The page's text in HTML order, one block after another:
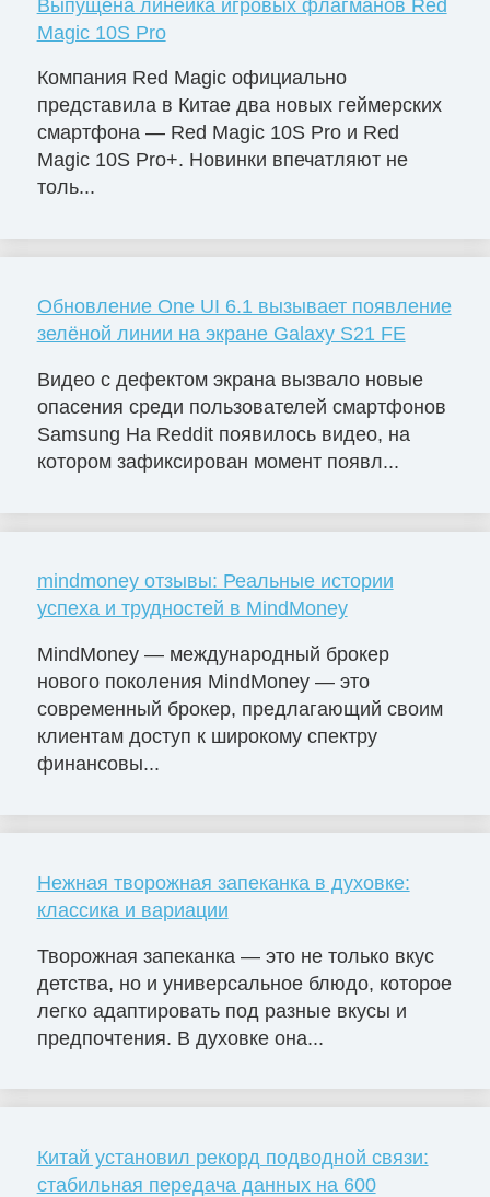
Выпущена линейка игровых флагманов Red
Magic 10S Pro
Компания Red Magic официально
представила в Китае два новых геймерских
смартфона — Red Magic 10S Pro и Red
Magic 10S Pro+. Новинки впечатляют не
толь...
Обновление One UI 6.1 вызывает появление
зелёной линии на экране Galaxy S21 FE
Видео с дефектом экрана вызвало новые
опасения среди пользователей смартфонов
Samsung На Reddit появилось видео, на
котором зафиксирован момент появл...
mindmoney отзывы: Реальные истории
успеха и трудностей в MindMoney
MindMoney — международный брокер
нового поколения MindMoney — это
современный брокер, предлагающий своим
клиентам доступ к широкому спектру
финансовы...
Нежная творожная запеканка в духовке:
классика и вариации
Творожная запеканка — это не только вкус
детства, но и универсальное блюдо, которое
легко адаптировать под разные вкусы и
предпочтения. В духовке она...
Китай установил рекорд подводной связи:
стабильная передача данных на 600